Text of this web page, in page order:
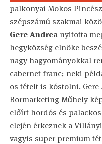
palkonyai Mokos
szépszámú szakmai
Gere Andrea nyitotta
hegyközség elnöke
nagy hagyományokkal
cabernet franc; neki
os tételt is kóstolni.
Bormarketing Műhely
előírt hordós és
elején érkeznek a
vagyis super premium